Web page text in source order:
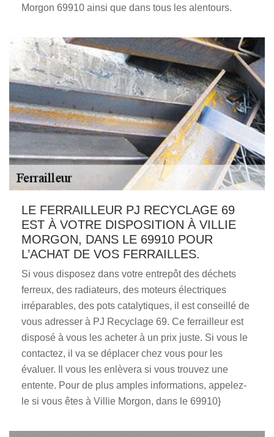
Morgon 69910 ainsi que dans tous les alentours.
LE FERRAILLEUR PJ RECYCLAGE 69
EST À VOTRE DISPOSITION À VILLIE
MORGON, DANS LE 69910 POUR
L’ACHAT DE VOS FERRAILLES.
Si vous disposez dans votre entrepôt des déchets
ferreux, des radiateurs, des moteurs électriques
irréparables, des pots catalytiques, il est conseillé de
vous adresser à PJ Recyclage 69. Ce ferrailleur est
disposé à vous les acheter à un prix juste. Si vous le
contactez, il va se déplacer chez vous pour les
évaluer. Il vous les enlèvera si vous trouvez une
entente. Pour de plus amples informations, appelez-
le si vous êtes à Villie Morgon, dans le 69910}